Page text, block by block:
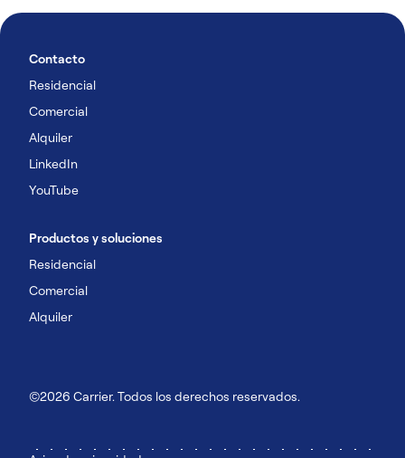
Contacto
Residencial
Comercial
Alquiler
LinkedIn
YouTube
Productos y soluciones
Residencial
Comercial
Alquiler
©2026 Carrier. Todos los derechos reservados.